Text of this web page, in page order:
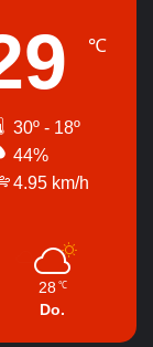
℃
30º - 18º
44%
4.95 km/h
28 ℃
Do.